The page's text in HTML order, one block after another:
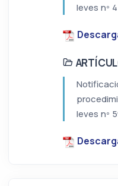
leves nº
leves nº